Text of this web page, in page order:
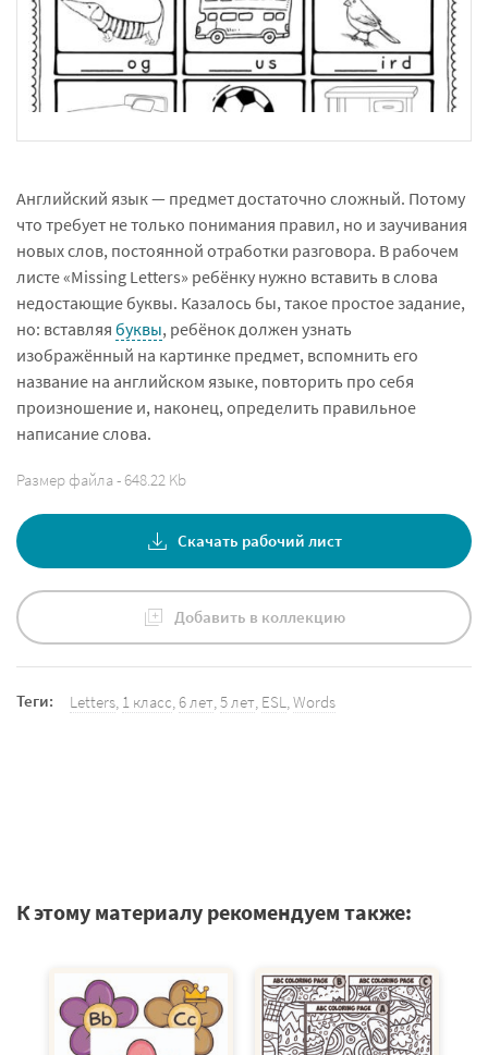
Английский язык — предмет достаточно сложный. Потому
что требует не только понимания правил, но и заучивания
новых слов, постоянной отработки разговора. В рабочем
листе «Missing Letters» ребёнку нужно вставить в слова
недостающие буквы. Казалось бы, такое простое задание,
но: вставляя буквы, ребёнок должен узнать
изображённый на картинке предмет, вспомнить его
название на английском языке, повторить про себя
произношение и, наконец, определить правильное
написание слова.
Размер файла - 648.22 Kb
Скачать рабочий лист
Добавить в коллекцию
Теги: Letters 1 класс 6 лет 5 лет ESL Words
К этому материалу рекомендуем также: